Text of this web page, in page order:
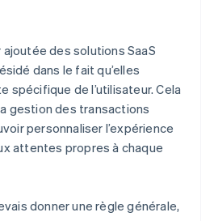
des solutions SaaS
dans le fait qu’elles
spécifique de l’utilisateur. Cela
gestion des transactions
personnaliser l’expérience
attentes propres à chaque
donner une règle générale,